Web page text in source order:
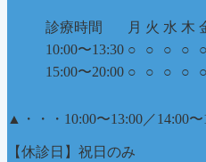
診療時間 月 火 水 木
10:00〜13:30 ○ ○ ○ ○ ○
15:00〜20:00 ○ ○ ○ ○ ○
▲ ・・・10:00〜13:00／14:00〜
【休診日】祝日のみ